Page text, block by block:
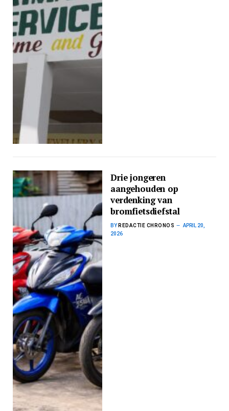
Drie jongeren
aangehouden op
verdenking van
bromfietsdiefstal
BY REDACTIE CHRONOS
APRIL 20,
2026